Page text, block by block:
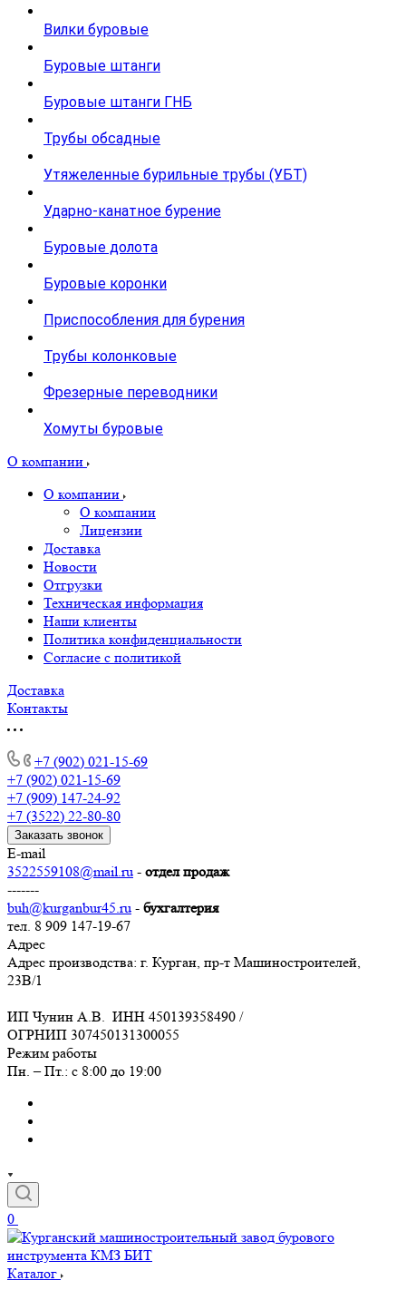
Вилки буровые
Буровые штанги
Буровые штанги ГНБ
Трубы обсадные
Утяжеленные бурильные трубы (УБТ)
Ударно-канатное бурение
Буровые долота
Буровые коронки
Приспособления для бурения
Трубы колонковые
Фрезерные переводники
Хомуты буровые
О компании
О компании
О компании
Лицензии
Доставка
Новости
Отгрузки
Техническая информация
Наши клиенты
Политика конфиденциальности
Согласие с политикой
Доставка
Контакты
+7 (902) 021-15-69
+7 (902) 021-15-69
+7 (909) 147-24-92
+7 (3522) 22-80-80
Заказать звонок
E-mail
3522559108@mail.ru - отдел продаж
-------
buh@kurganbur45.ru - бухгалтерия
тел. 8 909 147-19-67
Адрес
Адрес производства: г. Курган, пр-т Машиностроителей,
23В/1
ИП Чунин А.В. ИНН 450139358490 /
ОГРНИП 307450131300055
Режим работы
Пн. – Пт.: с 8:00 до 19:00
0
Каталог